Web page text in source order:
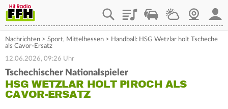
PlaylistStaupilotWetterWebcam
Nachrichten > Sport, Mittelhessen > Handball: HSG Wetzlar holt Tscheche
als Cavor-Ersatz
12.06.2026, 09:26 Uhr
Tschechischer Nationalspieler
HSG WETZLAR HOLT PIROCH ALS
CAVOR-ERSATZ